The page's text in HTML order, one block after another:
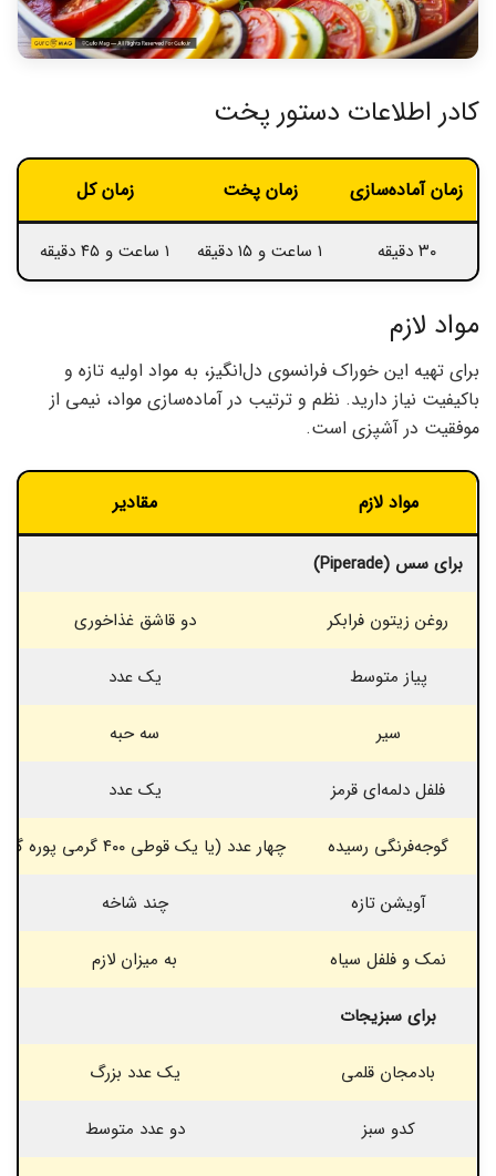
کادر اطلاعات دستور پخت
زمان آماده‌سازی زمان پخت زمان کل
۳۰ دقیقه ۱ ساعت و ۱۵ دقیقه ۱ ساعت و ۴۵ دقیقه
مواد لازم
برای تهیه این خوراک فرانسوی دل‌انگیز، به مواد اولیه تازه و
باکیفیت نیاز دارید. نظم و ترتیب در آماده‌سازی مواد، نیمی از
موفقیت در آشپزی است.
مواد لازم مقادیر
برای سس (Piperade)
روغن زیتون فرابکر دو قاشق غذاخوری
پیاز متوسط یک عدد
سیر سه حبه
فلفل دلمه‌ای قرمز یک عدد
گوجه‌فرنگی رسیده چهار عدد (یا یک قوطی ۴۰۰ گرمی پوره گوجه)
آویشن تازه چند شاخه
نمک و فلفل سیاه به میزان لازم
برای سبزیجات
بادمجان قلمی یک عدد بزرگ
کدو سبز دو عدد متوسط